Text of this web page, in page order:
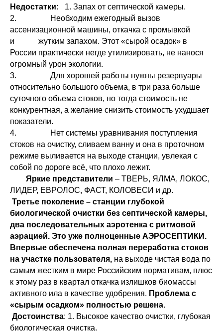
Недостатки: 1. Запах от септической камеры.
2. Необходим ежегодный вызов
ассенизационной машины, откачка с промывкой
и жутким запахом. Этот «сырой осадок» в
России практически негде утилизировать, не нанося
огромный урон экологии.
3. Для хорошей работы нужны резервуары
относительно большого объема, в три раза больше
суточного объема стоков, но тогда стоимость не
конкурентная, а желание снизить стоимость ухудшает
показатели.
4. Нет системы уравнивания поступления
стоков на очистку, сливаем ванну и она в проточном
режиме выливается на выходе станции, увлекая с
собой по дороге всё, что плохо лежит.
Яркие представители – ТВЕРЬ, ЯЛМА, ЛОКОС,
ЛИДЕР, ЕВРОЛОС, ФАСТ, КОЛОВЕСИ и др.
Третье поколение – станции глубокой
биологической очистки без септической камеры,
два последовательных аэротенка с ритмовой
аэрацией. Это уже полноценные АЭРОСЕПТИКИ.
Впервые обеспечена полная переработка стоков
на участке пользователя, на выходе чистая вода по
самым жестким в мире Российским нормативам, плюс
к этому раз в квартал откачка излишков биомассы
активного ила в качестве удобрения. Проблема с
«сырым осадком» полностью решена.
Достоинства: 1. Высокое качество очистки, глубокая
биологическая очистка.